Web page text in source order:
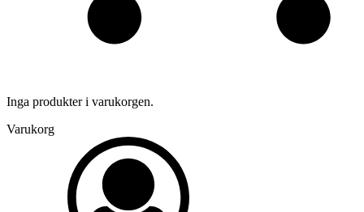
Inga produkter i varukorgen.
Varukorg